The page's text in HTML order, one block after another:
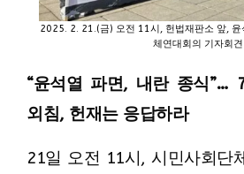
2025. 2. 21.(금) 오전 11시, 헌법재판소 앞, 윤
체연대회의 기자회견
“윤석열 파면, 내란 종식”…
외침, 헌재는 응답하라
21일 오전 11시, 시민사회단